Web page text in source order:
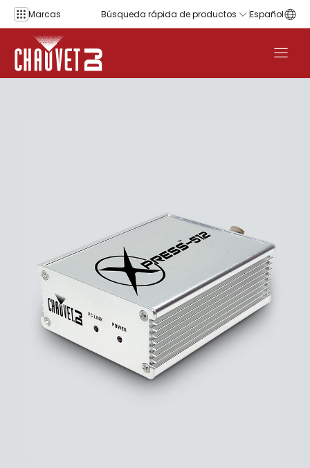
Saltar al contenido
Marcas Búsqueda rápida de productos Español